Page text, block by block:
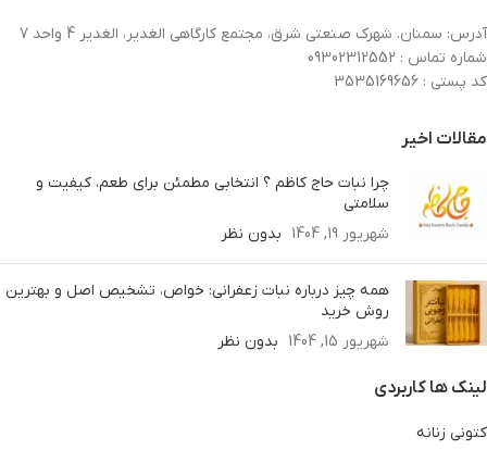
آدرس: سمنان. شهرک صنعتی شرق، مجتمع کارگاهی الغدیر، الغدیر 4 واحد 7
شماره تماس : 09302312552
کد پستی : 3535169656
مقالات اخیر
چرا نبات حاج کاظم ؟ انتخابی مطمئن برای طعم، کیفیت و
سلامتی
شهریور 19, 1404
بدون نظر
همه چیز درباره نبات زعفرانی: خواص، تشخیص اصل و بهترین
روش خرید
شهریور 15, 1404
بدون نظر
لینک ها کاربردی
کتونی زنانه